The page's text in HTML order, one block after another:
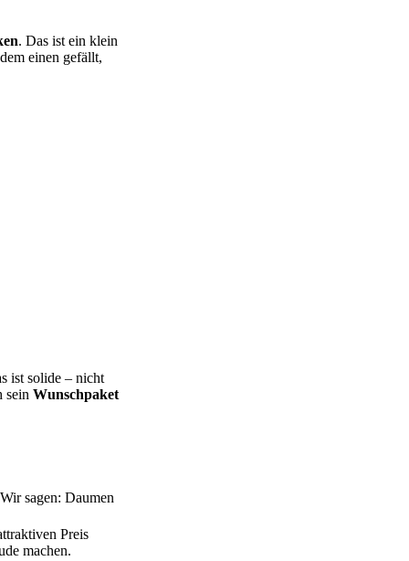
. Das ist ein klein
einen gefällt,
ist solide – nicht
sein Wunschpaket
sagen: Daumen
Preis
machen.